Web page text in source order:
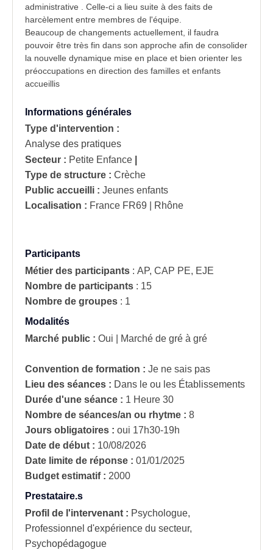
administrative . Celle-ci a lieu suite à des faits de
harcèlement entre membres de l'équipe.
Beaucoup de changements actuellement, il faudra
pouvoir être très fin dans son approche afin de consolider
la nouvelle dynamique mise en place et bien orienter les
préoccupations en direction des familles et enfants
accueillis
Informations générales
Type d'intervention :
Analyse des pratiques
Secteur : Petite Enfance
Type de structure : Crèche
Public accueilli : Jeunes enfants
Localisation : France FR69 | Rhône
Participants
Métier des participants : AP, CAP PE, EJE
Nombre de participants : 15
Nombre de groupes : 1
Modalités
Marché public : Oui Marché de gré à gré
Convention de formation : Je ne sais pas
Lieu des séances : Dans le ou les Établissements
Durée d'une séance : 1 Heure 30
Nombre de séances/an ou rhytme : 8
Jours obligatoires : oui 17h30-19h
Date de début : 10/08/2026
Date limite de réponse : 01/01/2025
Budget estimatif : 2000
Prestataire.s
Profil de l'intervenant : Psychologue,
Professionnel d'expérience du secteur,
Psychopédagogue